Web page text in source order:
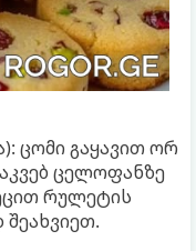
ცომი გაყავით ორ
ცელოფანზე
რულეტის